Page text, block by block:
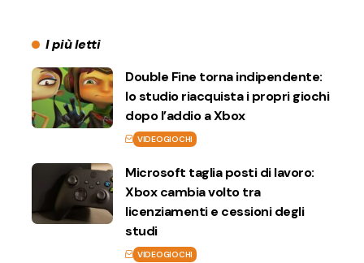
I più letti
Double Fine torna indipendente:
lo studio riacquista i propri giochi
dopo l’addio a Xbox
VIDEOGIOCHI
Microsoft taglia posti di lavoro:
Xbox cambia volto tra
licenziamenti e cessioni degli
studi
VIDEOGIOCHI